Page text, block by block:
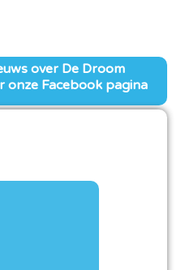
over De Droom
onze Facebook pagina